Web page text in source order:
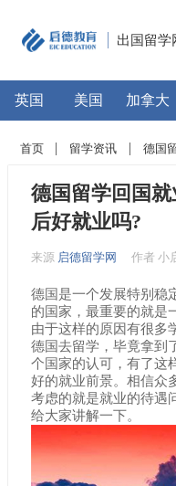
出国留学
英国 美国 加拿大
首页 留学资讯 德国
德国留学回国
后好就业吗?
来源 启德留学网 作者 小
德国是一个发展特别稳
的国家，最重要的就是
由于这样的原因有很多
德国去留学，毕竟拿到
个国家的认可，有了这
好的就业前景。相信众
考虑的就是就业的待遇
给大家讲解一下。